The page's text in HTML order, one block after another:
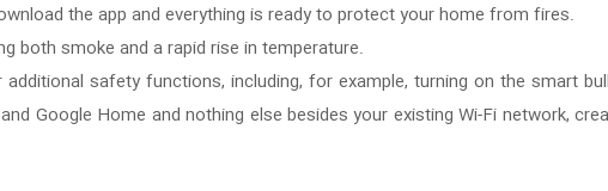
the app and everything is ready to protect your home from fires.
smoke and a rapid rise in temperature.
safety functions, including, for example, turning on the smart
Google Home and nothing else besides your existing Wi-Fi network,